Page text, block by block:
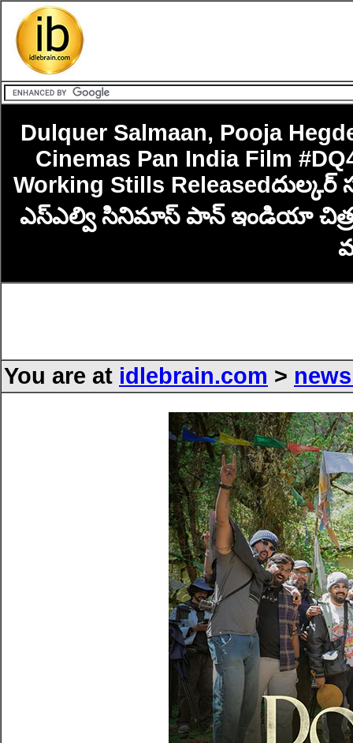
Dulquer Salmaan, Pooja
Cinemas Pan India Film
Working Stills
ఎస్ఎల్వి సినిమాస్ పాన్ ఇండియా చిత్రం
You are at idlebrain.com >